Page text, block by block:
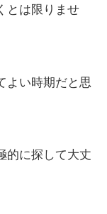
とは限りませ
よい時期だと思
的に探して大丈